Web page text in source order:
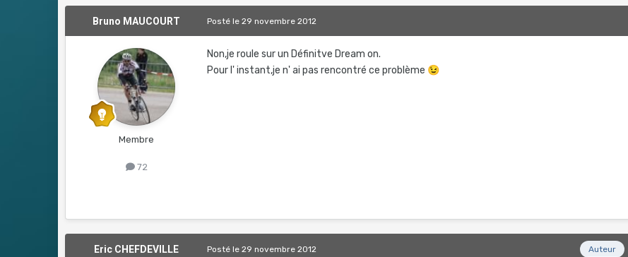
Bruno MAUCOURT
Membre
72
Postéle 29 novembre 2012
Non,je roule sur un Définitve Dream on.
Pour l' instant,je n' ai pas rencontré ce problème 😉
Eric CHEFDEVILLE Auteur
Postéle 29 novembre 2012